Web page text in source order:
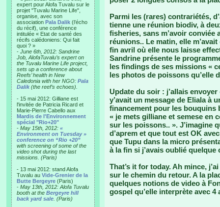
expert pour Alofa Tuvalu sur le
projet "Tuvalu Marine Life",
organise, avec son
association Pala Dalik (l’écho
du récif), une conférence
intitulée « Etat de santé des
récifs calédoniens: Qui fait
quoi ? »
- June 6th, 2012: Sandrine
Job, AlofaTuvalu’s expert on
the Tuvalu Marine Life project,
sets up a conference about
Reefs’ health in New
Caledonia with her NGO: Pala
Dalik (the reef’s echoes).
- 15 mai 2012: Gilliane est
l'invitée de Patricia Ricard et
Marie-Pierre Cabello aux
Mardis de l'Environnement
spécial "Rio+20"
- May 15th, 2012: «
Environment on Tuesday »
conference on “Rio +20”
with screening of some of the
video shot during the last
missions. (Paris)
- 13 mai 2012: stand Alofa
Tuvalu au Vide-Grenier de la
Butte Bergeyre (Paris)
- May 13th, 2012: Alofa Tuvalu
booth at the Bergeyre hill
back yard sale . (Paris)
Parmi les (rares) contrariétés,
tienne une réunion biodiv, à
fisheries, sans m’avoir conviée
réunions.. Le matin, elle
fin avril où elle nous laisse
Sandrine présente le
les findings de ses missions «
les photos de poissons qu’elle
Update du soir : j’allais
y’avait un message de Eliala à
financement pour les bouquins
« je mets gilliane et semese en
sur les poissons.. ». J’imagine
d’aprem et que tout est OK
que Tupu dans la micro
à la fin si j’avais oublié
That’s it for today. Ah mince,
sur le chemin du retour. A la
quelques notions de video à
gospel qu’elle interprète avec 4